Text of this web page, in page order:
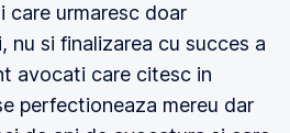
care urmaresc doar
nu si finalizarea cu succes a
avocati care citesc in
perfectioneaza mereu dar